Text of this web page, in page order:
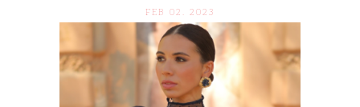
FEB 02. 2023